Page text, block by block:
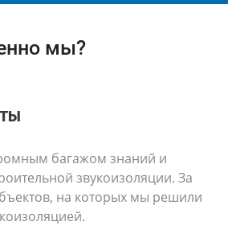
мы?
багажом знаний и
звукоизоляции. За
на которых мы решили